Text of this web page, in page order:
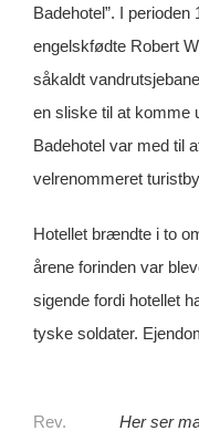
Badehotel”. I
engelskfødte Robert
såkaldt
en sliske til at komme
Badehotel var med til
velrenommeret
Hotellet brændte i to
årene forinden var
sigende fordi hotellet
tyske soldater.
Her ser
Rev.